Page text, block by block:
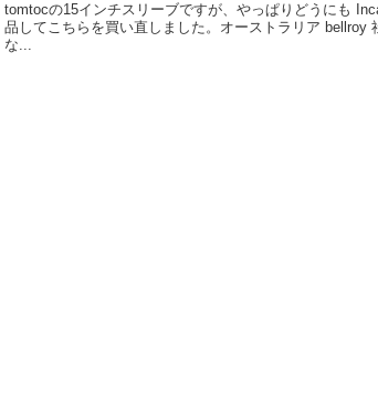
tomtocの15インチスリーブですが、やっぱりどうにも
品してこちらを買い直しました。オーストラリア bellroy
な...